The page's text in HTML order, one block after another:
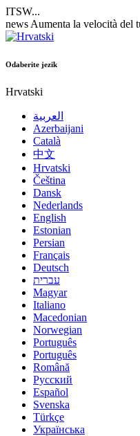
ITSW...
news Aumenta la velocità del
Odaberite jezik
Hrvatski
العربية
Azerbaijani
Català
中文
Hrvatski
Čeština
Dansk
Nederlands
English
Estonian
Persian
Français
Deutsch
עברית
Magyar
Italiano
Macedonian
Norwegian
Português
Português
Română
Русский
Español
Svenska
Türkçe
Українська